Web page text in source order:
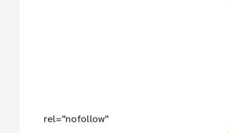
rel="nofollow"